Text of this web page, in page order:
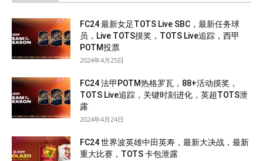
FC24 最新女足TOTS Live SBC，最新任务球
员，Live TOTS摸奖，TOTS Live追踪，西甲
POTM投票
2024年4月25日
FC24 法甲POTM热格罗瓦，88+活动摸奖，
TOTS Live追踪，关键时刻进化，英超TOTS泄
露
2024年4月24日
FC24 世界波英雄中田英寿，最新大决战，最新
重大比赛，TOTS 卡包泄露